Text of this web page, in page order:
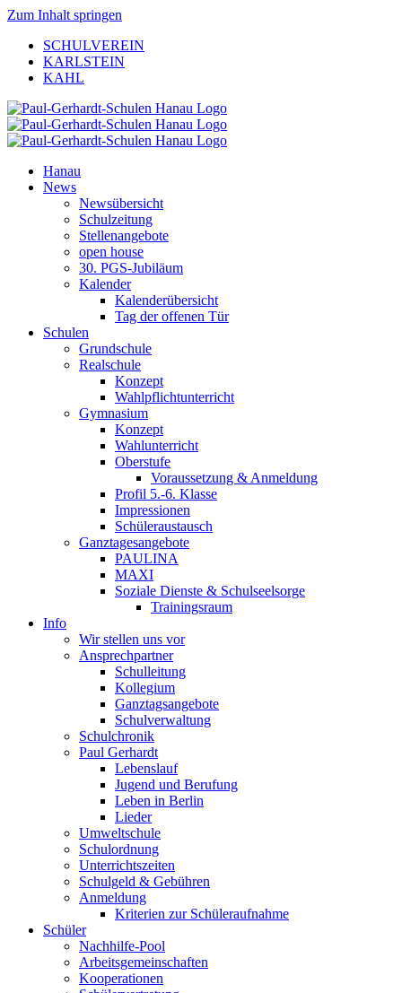
Zum Inhalt springen
SCHULVEREIN
KARLSTEIN
KAHL
Hanau
News
Newsübersicht
Schulzeitung
Stellenangebote
open house
30. PGS-Jubiläum
Kalender
Kalenderübersicht
Tag der offenen Tür
Schulen
Grundschule
Realschule
Konzept
Wahlpflichtunterricht
Gymnasium
Konzept
Wahlunterricht
Oberstufe
Voraussetzung & Anmeldung
Profil 5.-6. Klasse
Impressionen
Schüleraustausch
Ganztagesangebote
PAULINA
MAXI
Soziale Dienste & Schulseelsorge
Trainingsraum
Info
Wir stellen uns vor
Ansprechpartner
Schulleitung
Kollegium
Ganztagsangebote
Schulverwaltung
Schulchronik
Paul Gerhardt
Lebenslauf
Jugend und Berufung
Leben in Berlin
Lieder
Umweltschule
Schulordnung
Unterrichtszeiten
Schulgeld & Gebühren
Anmeldung
Kriterien zur Schüleraufnahme
Schüler
Nachhilfe-Pool
Arbeitsgemeinschaften
Kooperationen